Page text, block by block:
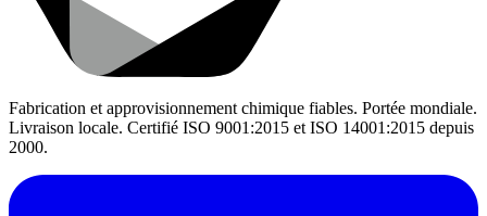
Fabrication et approvisionnement chimique fiables. Portée mondiale.
Livraison locale. Certifié ISO 9001:2015 et ISO 14001:2015 depuis
2000.